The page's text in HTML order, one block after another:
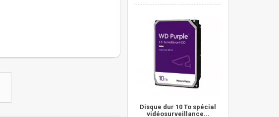
Disque dur 10 To spécial
vidéosurveillance...